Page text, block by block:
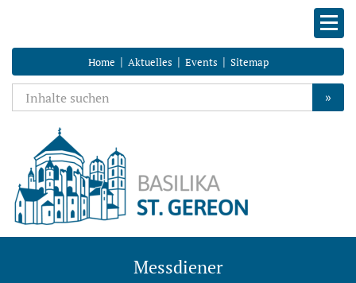
Home | Aktuelles | Events | Sitemap
»
Messdiener